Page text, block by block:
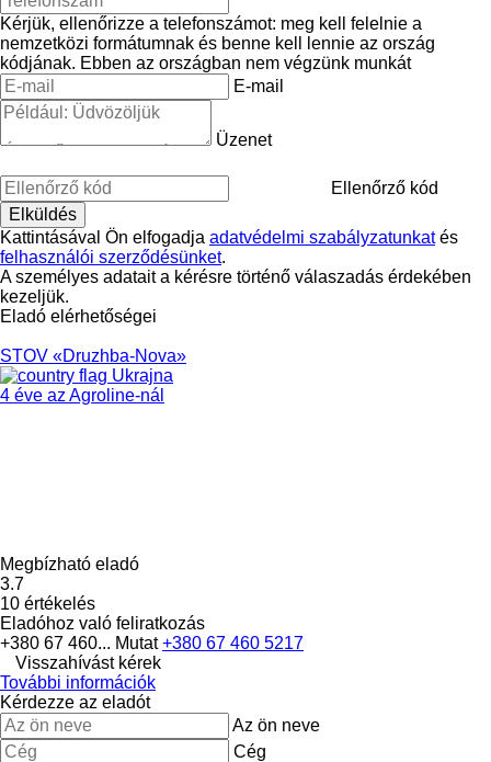
Kérjük, ellenőrizze a telefonszámot: meg kell felelnie a
nemzetközi formátumnak és benne kell lennie az ország
kódjának. Ebben az országban nem végzünk munkát
E-mail
Üzenet
Ellenőrző kód
Kattintásával Ön elfogadja adatvédelmi szabályzatunkatés
felhasználói szerződésünket.
A személyes adatait a kérésre történő válaszadás érdekében
kezeljük.
Eladó elérhetőségei
STOV «Druzhba-Nova»
Ukrajna
4 éve az Agroline-nál
Megbízható eladó
3.7
10 értékelés
Eladóhoz való feliratkozás
+380 67 460... Mutat+380 67 460 5217
Visszahívást kérek
További információk
Kérdezze az eladót
Az ön neve
Cég